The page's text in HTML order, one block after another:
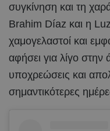
συγκίνηση και τη
Brahim Díaz και η
χαμογελαστοί και
αφήσει για λίγο στην
υποχρεώσεις και
σημαντικότερες